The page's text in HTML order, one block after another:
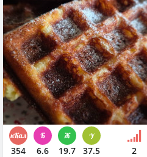
354 6.6 19.7 37.5 2